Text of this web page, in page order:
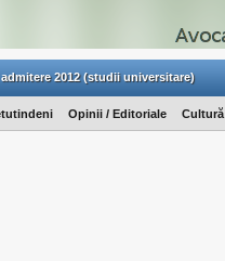
2012 (studii universitare)
Opinii / Editoriale Cultură